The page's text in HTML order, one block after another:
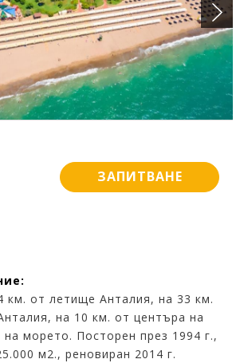
ПОВЕЧЕ ....
ЗАПИТВАНЕ
км. от летище Анталия, на 33 км.
на 10 км. от центъра на
на морето. Посторен през 1994 г.,
м2., реновиран 2014 г.